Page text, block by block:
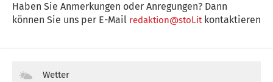
Haben Sie Anmerkungen oder Anregungen? Dann
können Sie uns per E-Mail redaktion@stol.itkontaktieren
Wetter